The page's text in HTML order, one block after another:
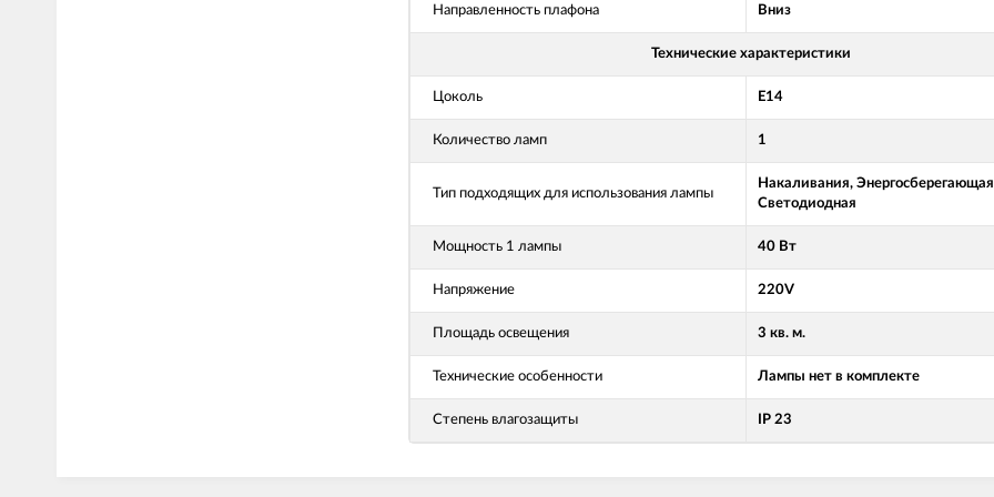
Направленность плафона Вниз
Технические характеристики
Цоколь Е14
Количество ламп 1
Тип подходящих для использования лампы
Накаливания,
Светодиодная
Мощность 1 лампы 40 Вт
Напряжение 220V
Площадь освещения 3 кв. м.
Технические особенности Лампы нет в комплекте
Степень влагозащиты IP 23